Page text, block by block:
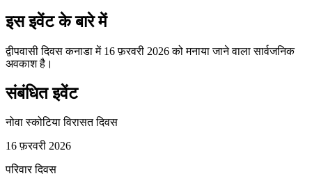
इस इवेंट के बारे में
द्वीपवासी दिवस कनाडा में 16 फ़रवरी 2026 को मनाया जाने वाला सार्वजनिक
अवकाश है।
संबंधित इवेंट
नोवा स्कोटिया विरासत दिवस
16 फ़रवरी 2026
परिवार दिवस